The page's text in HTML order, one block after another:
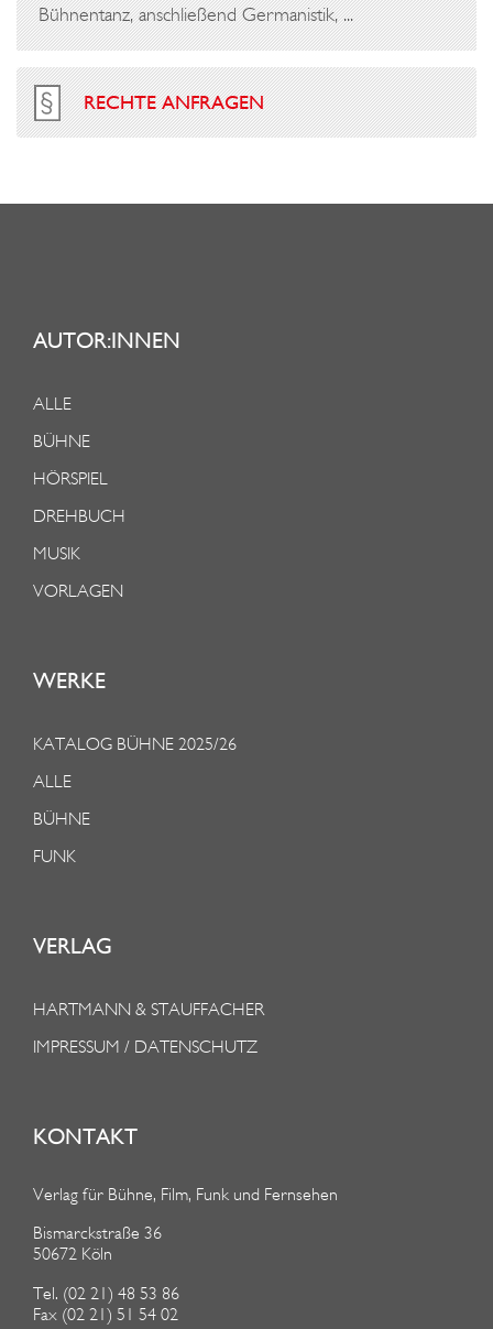
Bühnentanz, anschließend Germanistik, ...
RECHTE ANFRAGEN
AUTOR:INNEN
ALLE
BÜHNE
HÖRSPIEL
DREHBUCH
MUSIK
VORLAGEN
WERKE
KATALOG BÜHNE 2025/26
ALLE
BÜHNE
FUNK
VERLAG
HARTMANN & STAUFFACHER
IMPRESSUM / DATENSCHUTZ
KONTAKT
Verlag für Bühne, Film, Funk und Fernsehen
Bismarckstraße 36
50672 Köln
Tel. (02 21) 48 53 86
Fax (02 21) 51 54 02